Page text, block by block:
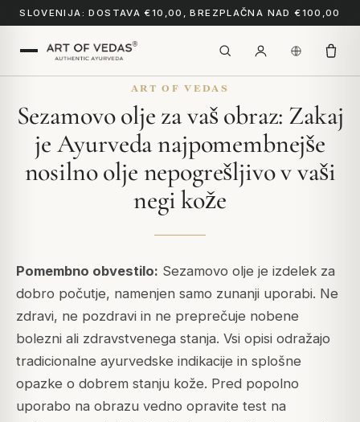
SLOVENIJA: DOSTAVA €10,00, BREZPLAČNA NAD €100,00
ART OF VEDAS
Sezamovo olje za vaš obraz: Zakaj
je Ayurveda najpomembnejše
nosilno olje nepogrešljivo v vaši
negi kože
Pomembno obvestilo: Sezamovo olje je izdelek za
dobro počutje, namenjen samo zunanji uporabi. Ne
zdravi, ne pozdravi in ne preprečuje nobene
bolezni ali zdravstvenega stanja. Vsi opisi odražajo
tradicionalne ayurvedske indikacije in splošne
opazke o dobrem stanju kože. Pred popolno
uporabo na obrazu vedno opravite test na